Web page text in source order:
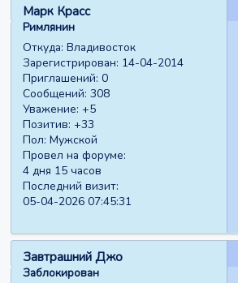
Марк Красс
Римлянин
Откуда: Владивосток
Зарегистрирован: 14-04-2014
Приглашений: 0
Сообщений: 308
Уважение: +5
Позитив: +33
Пол: Мужской
Провел на форуме:
4 дня 15 часов
Последний визит:
05-04-2026 07:45:31
Завтрашний Джо
Заблокирован